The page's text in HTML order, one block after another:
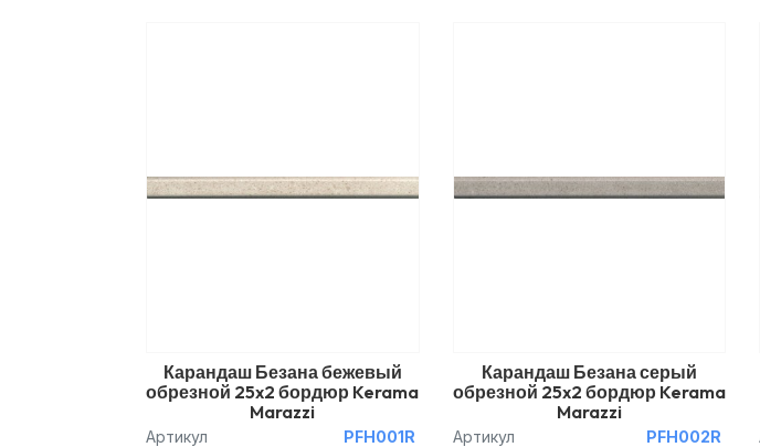
Карандаш Безана бежевый
обрезной 25x2 бордюр Kerama
Marazzi
Артикул
PFH001R
Карандаш Безана серый
обрезной 25x2 бордюр Kerama
Marazzi
Артикул
PFH002R